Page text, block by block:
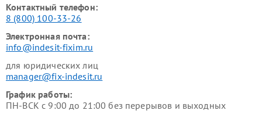
Контактный телефон:
8 (800) 100-33-26
Электронная почта:
info@indesit-fixim.ru
для юридических лиц
manager@fix-indesit.ru
График работы:
ПН-ВСК с 9:00 до 21:00 без перерывов и выходных